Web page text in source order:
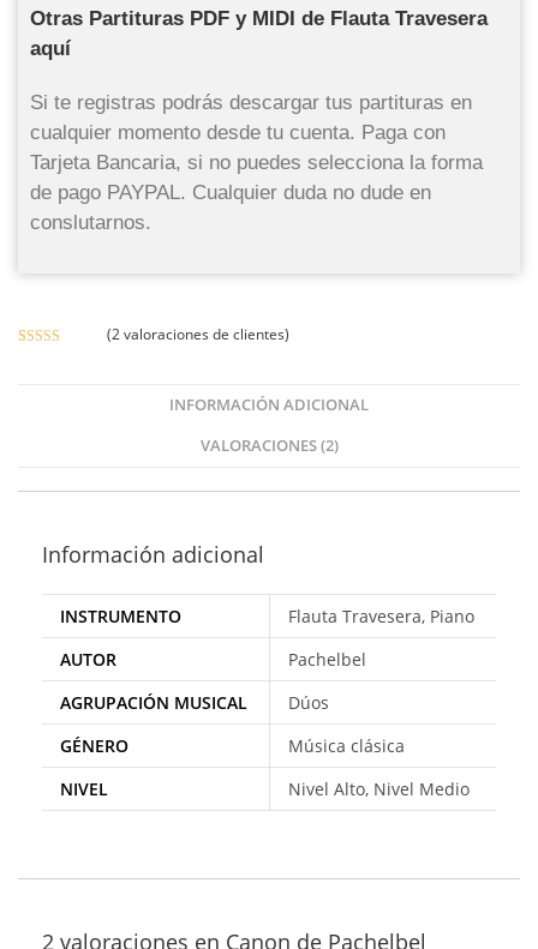
Otras Partituras PDF y MIDI de Flauta Travesera
aquí
Si te registras podrás descargar tus partituras en
cualquier momento desde tu cuenta. Paga con
Tarjeta Bancaria, si no puedes selecciona la forma
de pago PAYPAL. Cualquier duda no dude en
conslutarnos.
(2valoraciones de clientes)
INFORMACIÓN ADICIONAL
VALORACIONES (2)
Información adicional
INSTRUMENTO
Flauta Travesera, Piano
AUTOR
Pachelbel
AGRUPACIÓN MUSICAL
Dúos
GÉNERO
Música clásica
NIVEL
Nivel Alto, Nivel Medio
2 valoraciones en Canon de Pachelbel